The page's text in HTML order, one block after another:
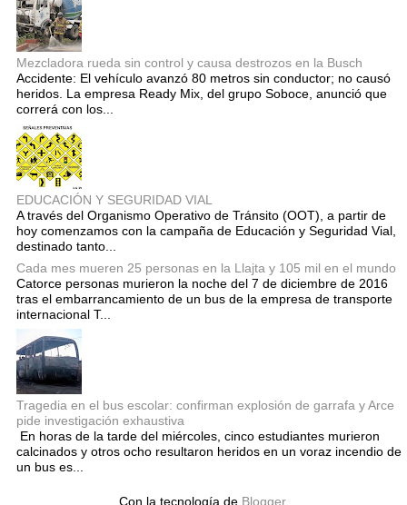
Mezcladora rueda sin control y causa destrozos en la Busch
Accidente: El vehículo avanzó 80 metros sin conductor; no causó
heridos. La empresa Ready Mix, del grupo Soboce, anunció que
correrá con los...
EDUCACIÓN Y SEGURIDAD VIAL
A través del Organismo Operativo de Tránsito (OOT), a partir de
hoy comenzamos con la campaña de Educación y Seguridad Vial,
destinado tanto...
Cada mes mueren 25 personas en la Llajta y 105 mil en el mundo
Catorce personas murieron la noche del 7 de diciembre de 2016
tras el embarrancamiento de un bus de la empresa de transporte
internacional T...
Tragedia en el bus escolar: confirman explosión de garrafa y Arce
pide investigación exhaustiva
En horas de la tarde del miércoles, cinco estudiantes murieron
calcinados y otros ocho resultaron heridos en un voraz incendio de
un bus es...
Con la tecnología de Blogger.